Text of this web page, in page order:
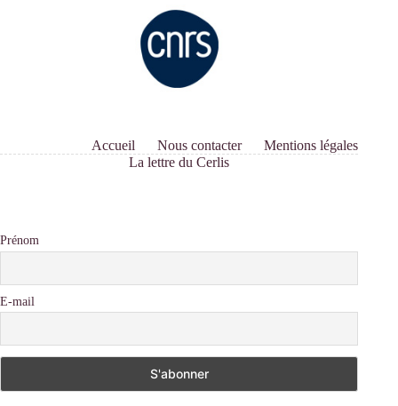
Accueil Nous contacter
Mentions légales
La lettre du Cerlis
Prénom
E-mail